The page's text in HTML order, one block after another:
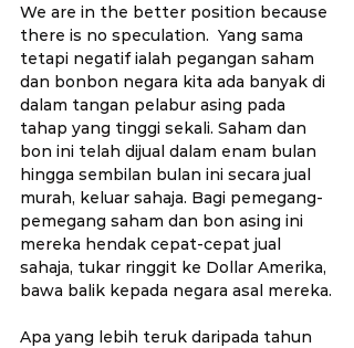
We are in the better position because
there is no speculation.  Yang sama
tetapi negatif ialah pegangan saham
dan bonbon negara kita ada banyak di
dalam tangan pelabur asing pada
tahap yang tinggi sekali. Saham dan
bon ini telah dijual dalam enam bulan
hingga sembilan bulan ini secara jual
murah, keluar sahaja. Bagi pemegang-
pemegang saham dan bon asing ini
mereka hendak cepat-cepat jual
sahaja, tukar ringgit ke Dollar Amerika,
bawa balik kepada negara asal mereka.
Apa yang lebih teruk daripada tahun